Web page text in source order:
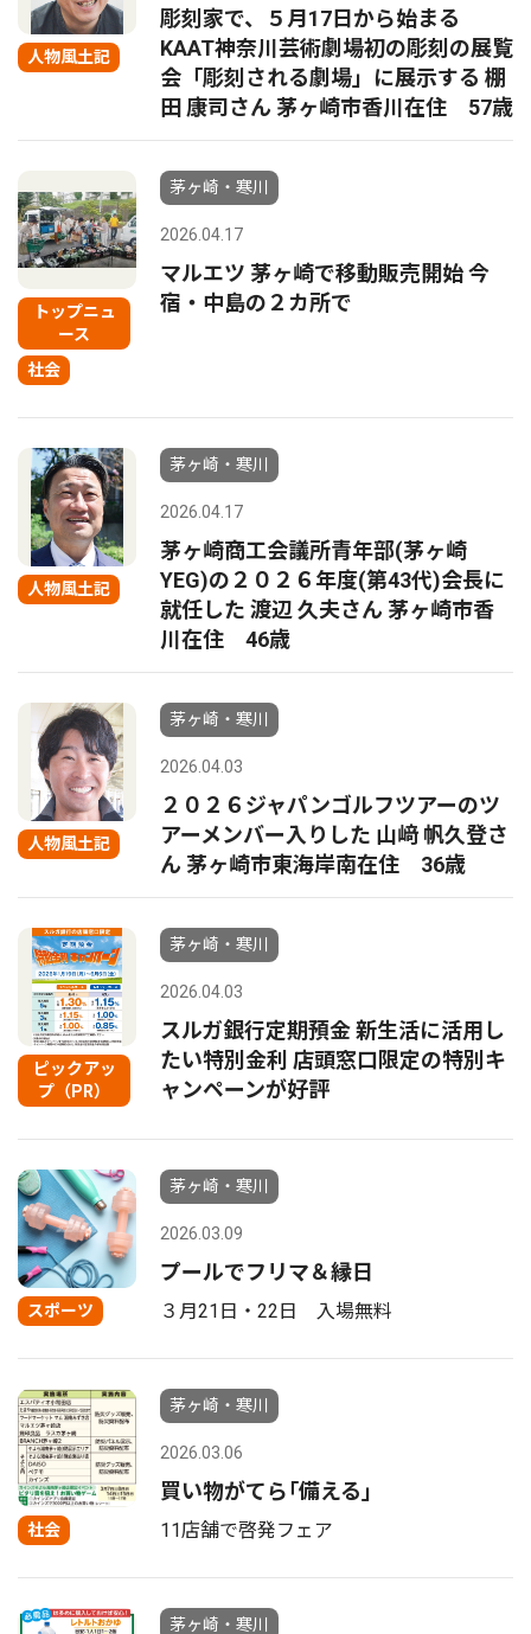
人物風土記
彫刻家で、５月17日から始まる
KAAT神奈川芸術劇場初の彫刻の展覧
会「彫刻される劇場」に展示する 棚
田 康司さん 茅ヶ崎市香川在住 57歳
トップニュ
ース
社会
茅ヶ崎・寒川
2026.04.17
マルエツ 茅ヶ崎で移動販売開始 今
宿・中島の２カ所で
人物風土記
茅ヶ崎・寒川
2026.04.17
茅ヶ崎商工会議所青年部(茅ヶ崎
YEG)の２０２６年度(第43代)会長に
就任した 渡辺 久夫さん 茅ヶ崎市香
川在住 46歳
人物風土記
茅ヶ崎・寒川
2026.04.03
２０２６ジャパンゴルフツアーのツ
アーメンバー入りした 山﨑 帆久登さ
ん 茅ヶ崎市東海岸南在住 36歳
ピックアッ
プ（PR）
茅ヶ崎・寒川
2026.04.03
スルガ銀行定期預金 新生活に活用し
たい特別金利 店頭窓口限定の特別キ
ャンペーンが好評
スポーツ
茅ヶ崎・寒川
2026.03.09
プールでフリマ＆縁日
３月21日・22日 入場無料
社会
茅ヶ崎・寒川
2026.03.06
買い物がてら｢備える｣
11店舗で啓発フェア
茅ヶ崎・寒川